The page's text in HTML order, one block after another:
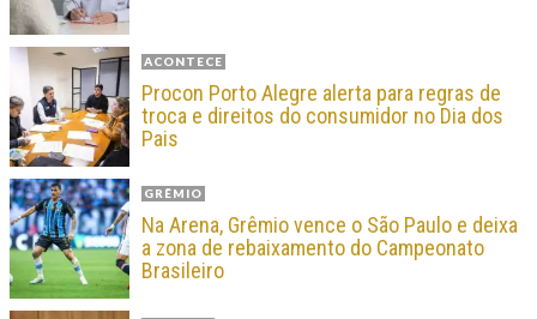
ACONTECE
Procon Porto Alegre alerta para regras de
troca e direitos do consumidor no Dia dos
Pais
GRÊMIO
Na Arena, Grêmio vence o São Paulo e deixa
a zona de rebaixamento do Campeonato
Brasileiro